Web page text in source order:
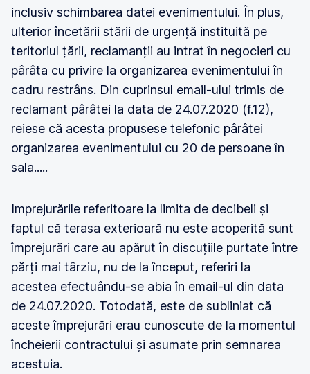
inclusiv schimbarea datei evenimentului. În plus,
ulterior încetării stării de urgență instituită pe
teritoriul țării, reclamanții au intrat în negocieri cu
pârâta cu privire la organizarea evenimentului în
cadru restrâns. Din cuprinsul email-ului trimis de
reclamant pârâtei la data de 24.07.2020 (f.12),
reiese că acesta propusese telefonic pârâtei
organizarea evenimentului cu 20 de persoane în
sala.....
Imprejurările referitoare la limita de decibeli și
faptul că terasa exterioară nu este acoperită sunt
împrejurări care au apărut în discuțiile purtate între
părți mai târziu, nu de la început, referiri la
acestea efectuându-se abia în email-ul din data
de 24.07.2020. Totodată, este de subliniat că
aceste împrejurări erau cunoscute de la momentul
încheierii contractului și asumate prin semnarea
acestuia.